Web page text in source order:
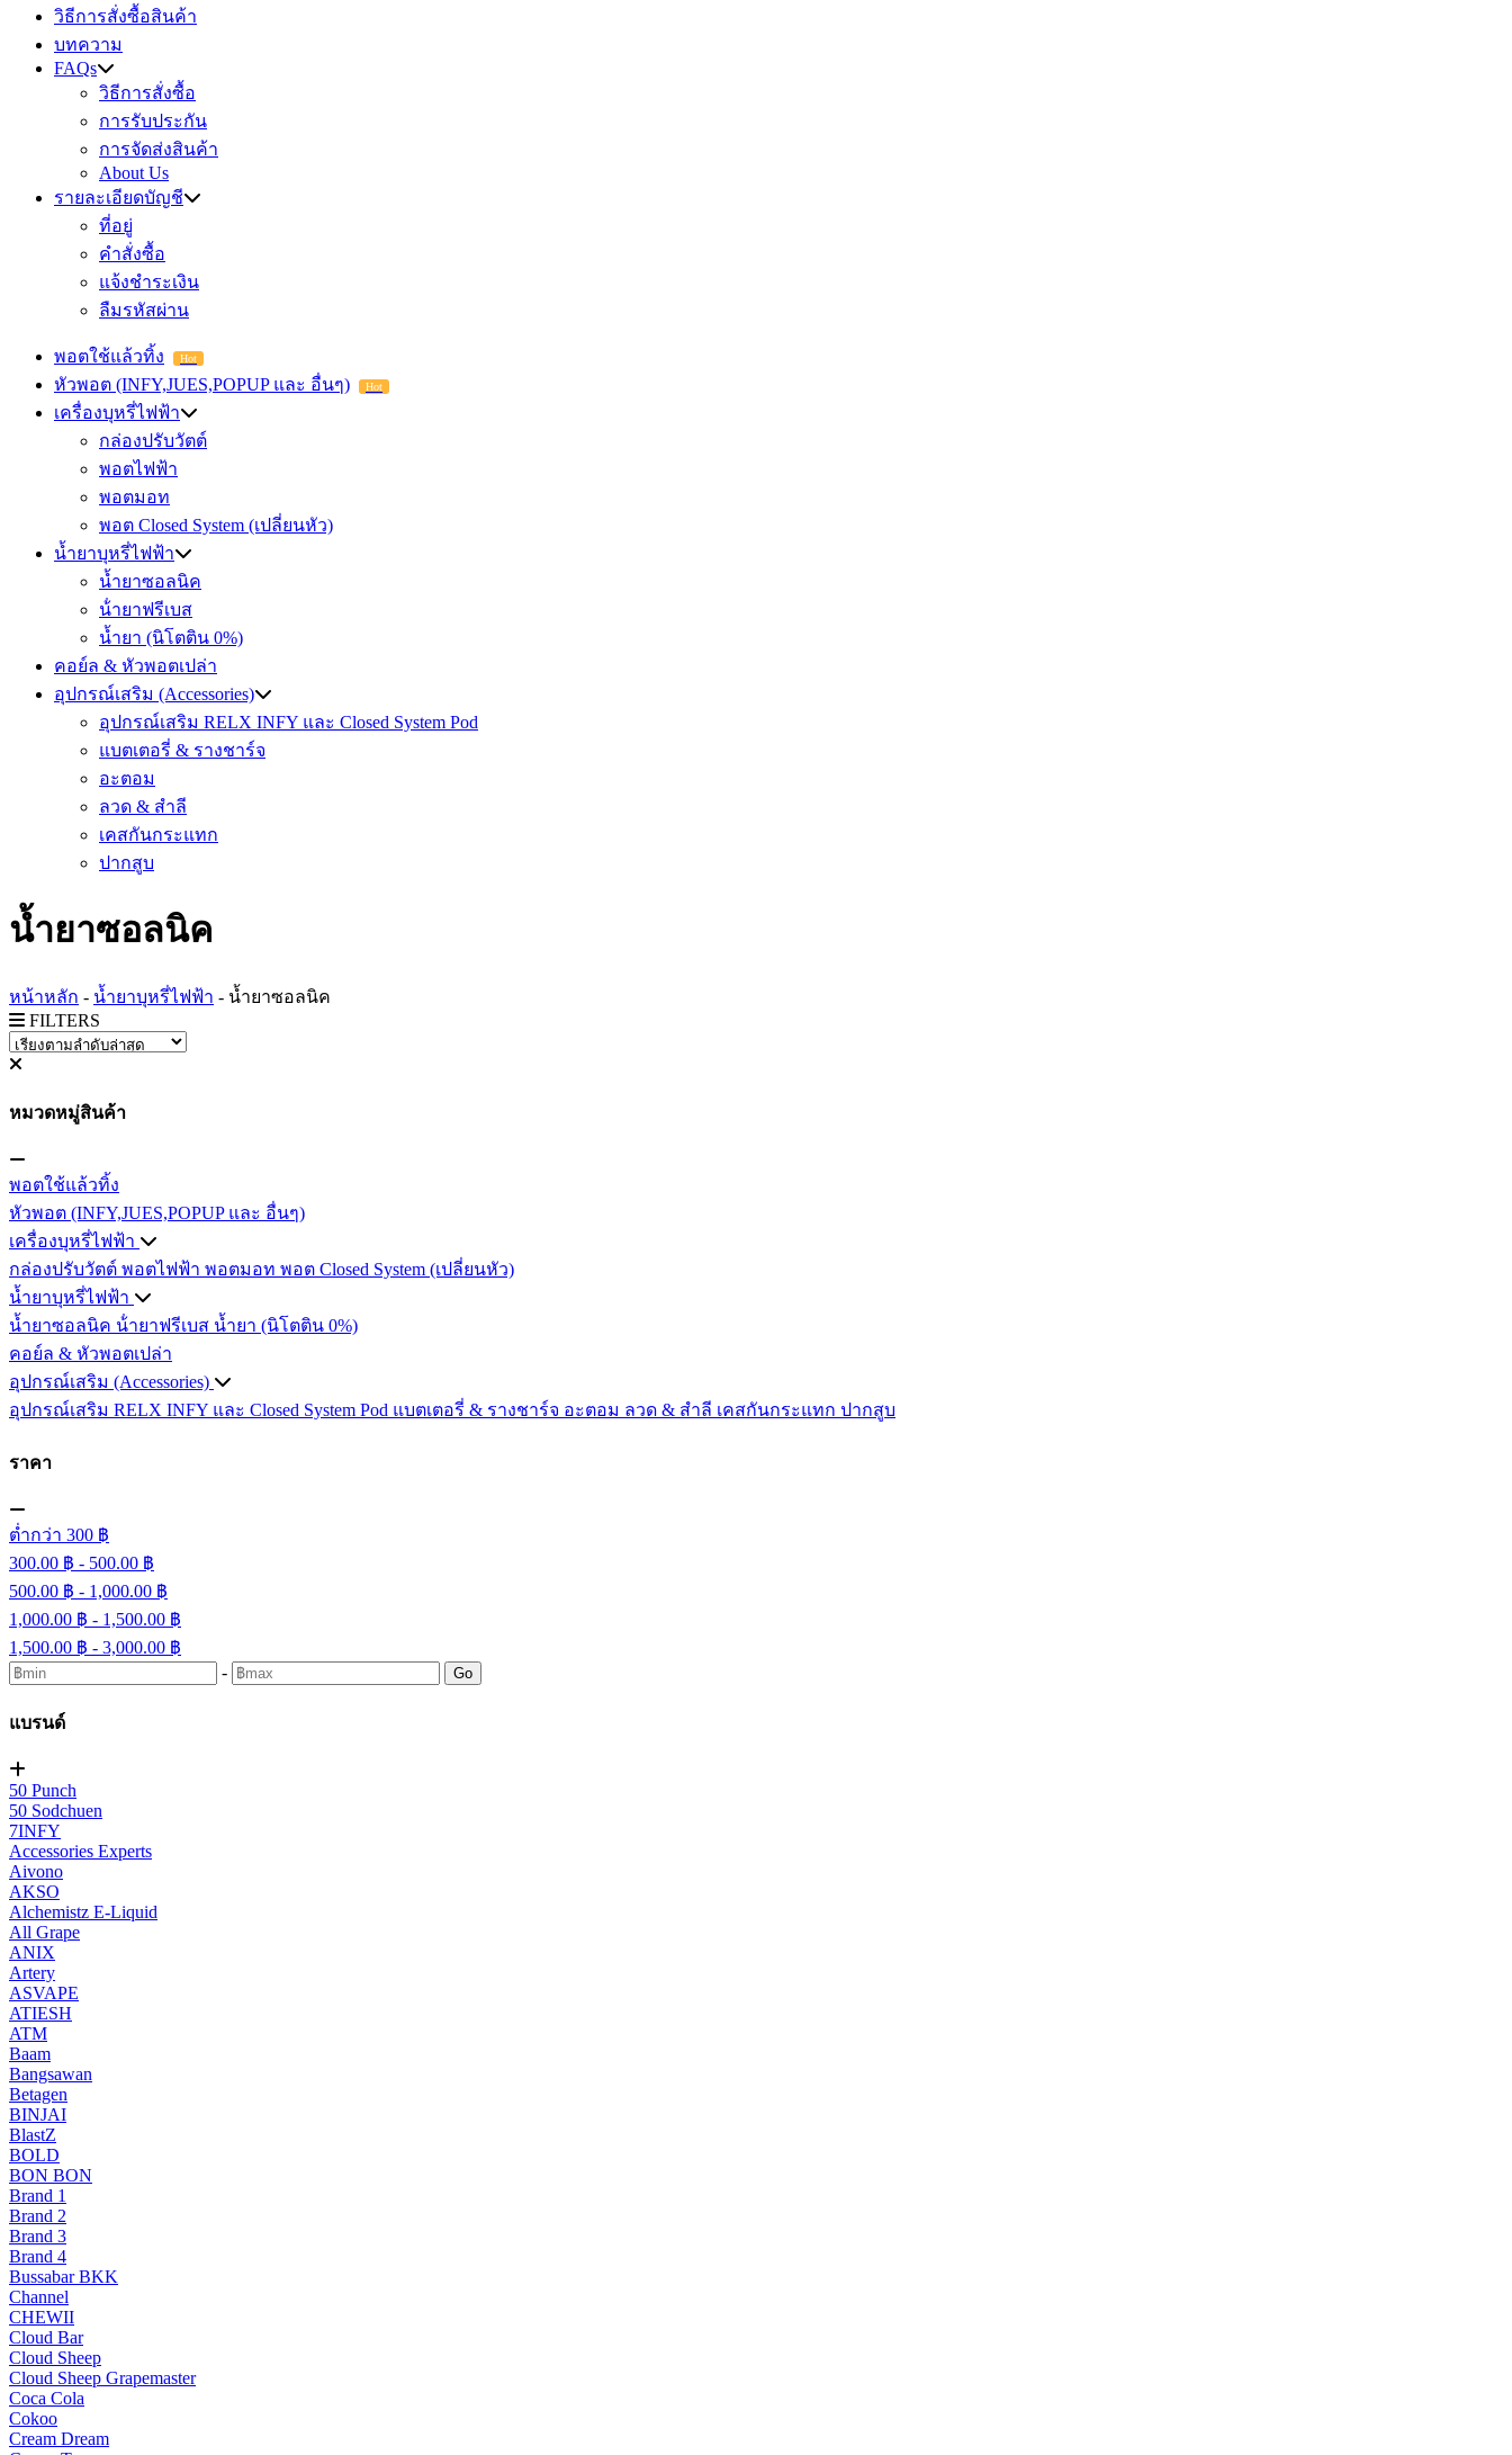
วิธีการสั่งซื้อสินค้า
บทความ
FAQs
วิธีการสั่งซื้อ
การรับประกัน
การจัดส่งสินค้า
About Us
รายละเอียดบัญชี
ที่อยู่
คำสั่งซื้อ
แจ้งชำระเงิน
ลืมรหัสผ่าน
พอตใช้แล้วทิ้ง Hot
หัวพอต (INFY,JUES,POPUP และ อื่นๆ) Hot
เครื่องบุหรี่ไฟฟ้า
กล่องปรับวัตต์
พอตไฟฟ้า
พอตมอท
พอต Closed System (เปลี่ยนหัว)
น้ำยาบุหรี่ไฟฟ้า
น้ำยาซอลนิค
น้ํายาฟรีเบส
น้ำยา (นิโตติน 0%)
คอย์ล & หัวพอตเปล่า
อุปกรณ์เสริม (Accessories)
อุปกรณ์เสริม RELX INFY และ Closed System Pod
แบตเตอรี่ & รางชาร์จ
อะตอม
ลวด ​& สำลี
เคสกันกระแทก
ปากสูบ
น้ำยาซอลนิค
หน้าหลัก - น้ำยาบุหรี่ไฟฟ้า - น้ำยาซอลนิค
FILTERS
หมวดหมู่สินค้า
พอตใช้แล้วทิ้ง
หัวพอต (INFY,JUES,POPUP และ อื่นๆ)
เครื่องบุหรี่ไฟฟ้า
กล่องปรับวัตต์ พอตไฟฟ้า พอตมอท พอต Closed System (เปลี่ยนหัว)
น้ำยาบุหรี่ไฟฟ้า
น้ำยาซอลนิค น้ํายาฟรีเบส น้ำยา (นิโตติน 0%)
คอย์ล & หัวพอตเปล่า
อุปกรณ์เสริม (Accessories)
อุปกรณ์เสริม RELX INFY และ Closed System Pod แบตเตอรี่ & รางชาร์จ อะตอม ลวด ​& สำลี เคสกันกระแทก ปากสูบ
ราคา
ต่ำกว่า 300 ฿
300.00 ฿ - 500.00 ฿
500.00 ฿ - 1,000.00 ฿
1,000.00 ฿ - 1,500.00 ฿
1,500.00 ฿ - 3,000.00 ฿
-
Go
แบรนด์
50 Punch
50 Sodchuen
7INFY
Accessories Experts
Aivono
AKSO
Alchemistz E-Liquid
All Grape
ANIX
Artery
ASVAPE
ATIESH
ATM
Baam
Bangsawan
Betagen
BINJAI
BlastZ
BOLD
BON BON
Brand 1
Brand 2
Brand 3
Brand 4
Bussabar BKK
Channel
CHEWII
Cloud Bar
Cloud Sheep
Cloud Sheep Grapemaster
Coca Cola
Cokoo
Cream Dream